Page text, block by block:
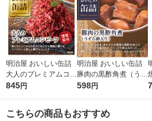
明治屋 おいしい缶詰
大人のプレミアムコン
ビーフ 燻製風味 1個
845円
明治屋 おいしい缶詰
豚肉の黒酢角煮（うず
ら卵入り） 1個
598円
こちらの商品もおすすめ